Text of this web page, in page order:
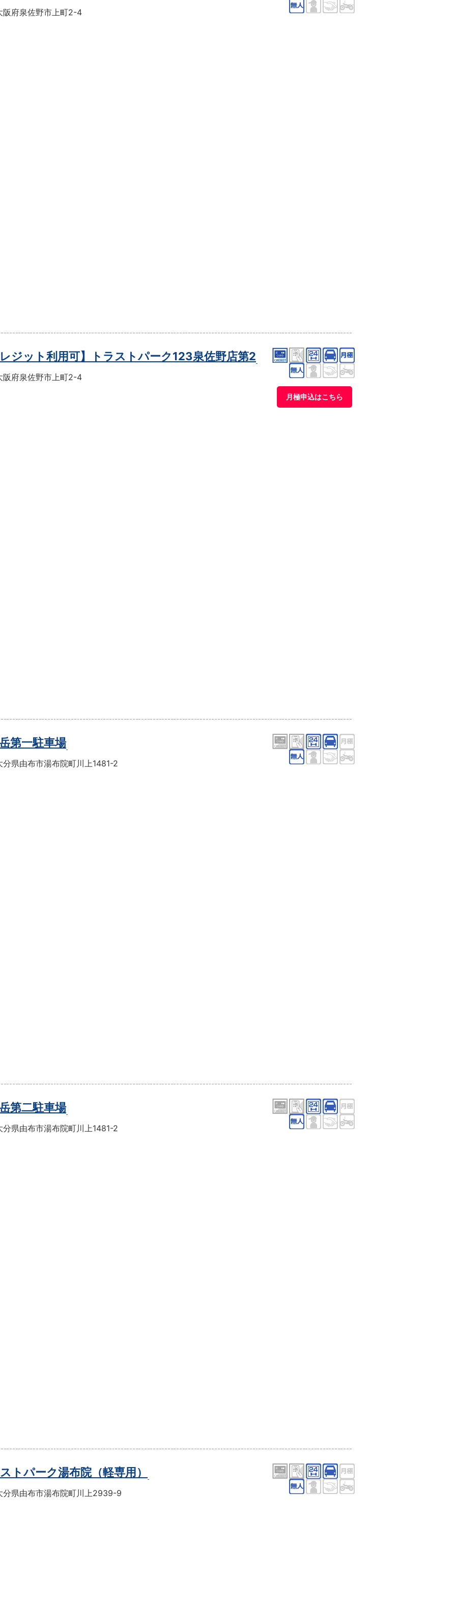
阪府泉佐野市上町2-4
レジット利用可】トラストパーク123泉佐野店第2
阪府泉佐野市上町2-4
月極申込はこちら
第一駐車場
分県由布市湯布院町川上1481-2
第二駐車場
分県由布市湯布院町川上1481-2
トパーク湯布院（軽専用）
分県由布市湯布院町川上2939-9